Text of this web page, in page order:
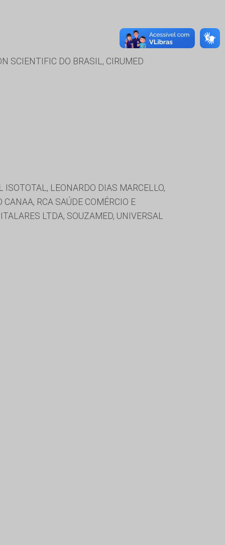
SCIENTIFIC DO BRASIL, CIRUMED
LEONARDO DIAS MARCELLO,
RCA SAÚDE COMÉRCIO E
LTDA, SOUZAMED, UNIVERSAL